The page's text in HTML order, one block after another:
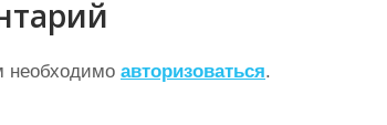
необходимо авторизоваться.